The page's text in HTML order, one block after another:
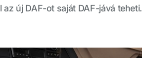
új DAF-ot saját DAF-jává teheti.